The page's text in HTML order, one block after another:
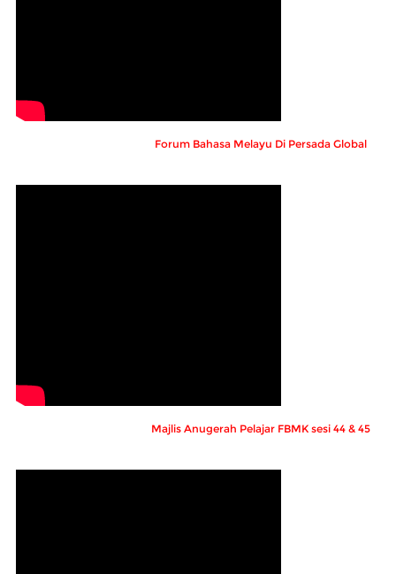
Forum Bahasa Melayu Di Persada Global
Majlis Anugerah Pelajar FBMK sesi 44 & 45